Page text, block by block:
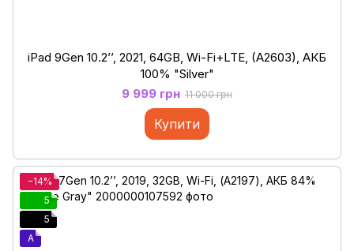
iPad 9Gen 10.2’’, 2021, 64GB, Wi-Fi+LTE, (A2603), АКБ
100% "Silver"
9 999 грн 11 000 грн
Купити
−14%
5
5
A